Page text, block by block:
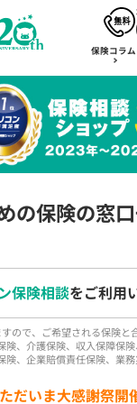
保険コラム
の保険の窓
保険相談をご利用
ので、ご希望される保険と
、介護保険、収入保障保
、企業賠償責任保険、業
ただいま大感謝祭開